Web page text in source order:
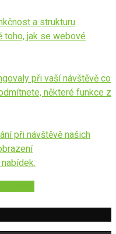
a strukturu
toho, jak se webové
při vaší návštěvě co
některé funkce z
při návštěvě našich